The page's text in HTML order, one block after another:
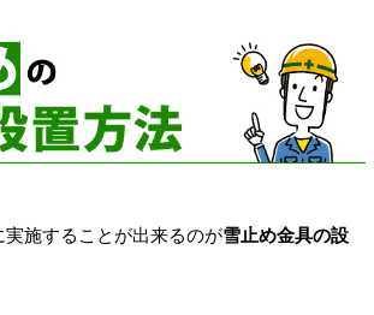
実施することが出来るのが雪止め金具の設